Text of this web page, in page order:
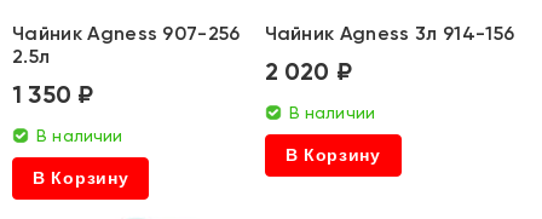
Чайник Agness 907-256
2.5л
1 350 ₽
В наличии
В Корзину
Чайник Agness 3л 914-156
2 020 ₽
В наличии
В Корзину